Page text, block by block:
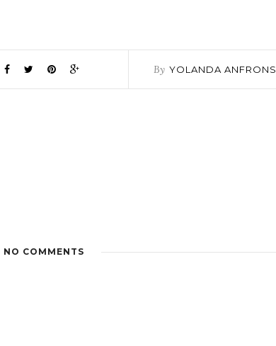
By YOLANDA ANFRONS
NO COMMENTS